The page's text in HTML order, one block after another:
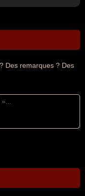
Des remarques ? Des